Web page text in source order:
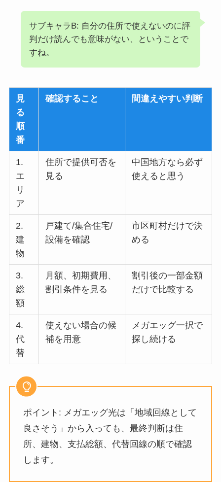
サブキャラB: 自分の住所で使えないのに評
判だけ読んでも意味がない、ということで
すね。
見
る
順
番
確認すること 間違えやすい判断
1.
エ
リ
ア
住所で提供可否を
見る
中国地方なら必ず
使えると思う
2.
建
物
戸建て/集合住宅/
設備を確認
市区町村だけで決
める
3.
総
額
月額、初期費用、
割引条件を見る
割引後の一部金額
だけで比較する
4.
代
替
使えない場合の候
補を用意
メガエッグ一択で
探し続ける
ポイント: メガエッグ光は「地域回線として
良さそう」から入っても、最終判断は住
所、建物、支払総額、代替回線の順で確認
します。